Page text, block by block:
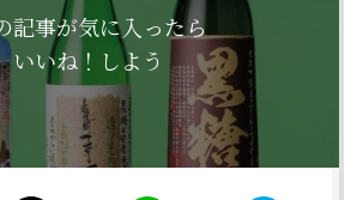
記事が気に入ったら
いいね！しよう